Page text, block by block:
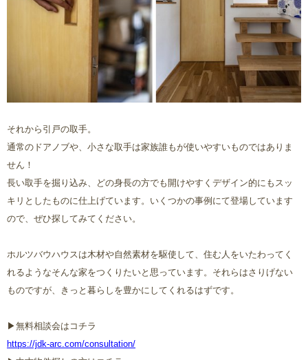
それから引戸の取手。
通常のドアノブや、小さな取手は家族誰もが使いやすいものではありま
せん！
長い取手を掘り込み、どの身長の方でも開けやすくデザイン的にもスッ
キリとしたものに仕上げています。いくつかの事例にて登場しています
ので、ぜひ探してみてください。
ホルツバウハウスは木材や自然素材を駆使して、住む人をいたわってく
れるようなそんな家をつくりたいと思っています。それらはさりげない
ものですが、きっと暮らしを豊かにしてくれるはずです。
▶︎無料相談会はコチラ
https://jdk-arc.com/consultation/